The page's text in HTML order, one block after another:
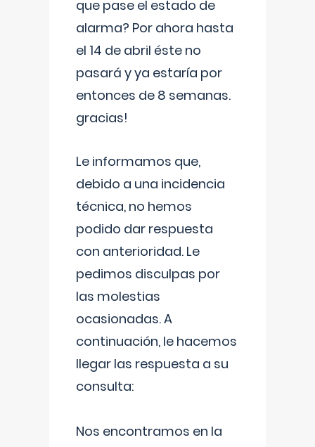
que pase el estado de
alarma? Por ahora hasta
el 14 de abril éste no
pasará y ya estaría por
entonces de 8 semanas.
gracias!
Le informamos que,
debido a una incidencia
técnica, no hemos
podido dar respuesta
con anterioridad. Le
pedimos disculpas por
las molestias
ocasionadas. A
continuación, le hacemos
llegar las respuesta a su
consulta:
Nos encontramos en la